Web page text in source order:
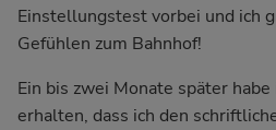
Einstellungstest vorbei und ich
Gefühlen zum Bahnhof!
Ein bis zwei Monate später
erhalten, dass ich den